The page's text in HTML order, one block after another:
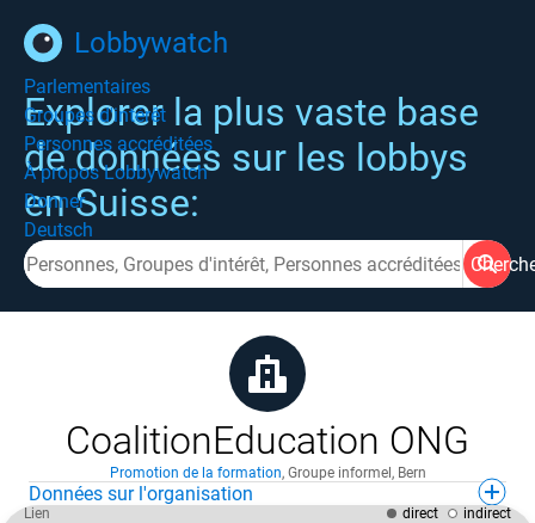
Lobbywatch
Parlementaires
Groupes d'intérêt
Personnes accréditées
À propos Lobbywatch
Donner
Deutsch
Explorer la plus vaste base
de données sur les lobbys
en Suisse:
CoalitionEducation ONG
Promotion de la formation, Groupe informel , Bern
Données sur l'organisation
Lien direct indirect